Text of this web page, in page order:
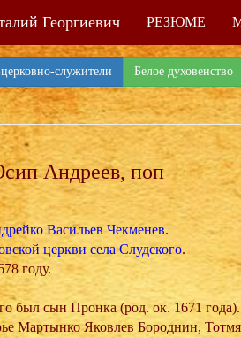
Георгиевич РЕЗЮМЕ
служители Белое духовенство
Андреев, поп
Васильев Чекменев.
церкви села Слудского.
году.
был сын Пронка (род. ок. 1671 года).
Мартынко Яковлев Бороднин,